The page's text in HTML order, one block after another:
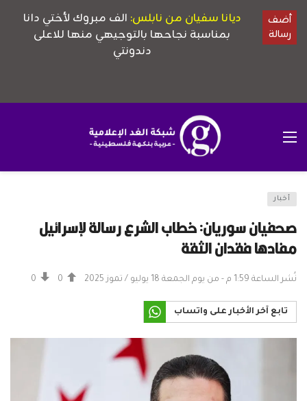
أخبار
صحفيان سوريان: خطاب الشرع رسالة لإسرائيل
مفادها فقدان الثقة
نُشر الساعة 1:59 م - من يوم الجمعة 18 يوليو / تموز 2025 0
0
تابع آخر الأخبار على واتساب